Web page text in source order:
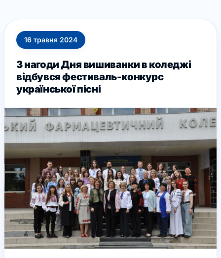
16 травня 2024
З нагоди Дня вишиванки в коледжі
відбувся фестиваль-конкурс
української пісні